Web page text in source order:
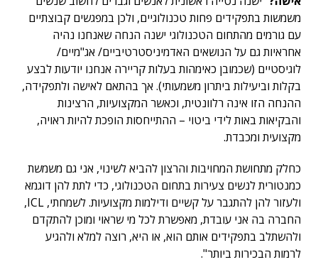
משמשות בתפקידים פחות טכנולוגיים, ולכן במפגשים קבוצתיים
עם גורמים מהתחום הטכנולוגי ישנה הנחה שאנחנו נהיה
אחראיות גם על הנושאים האדמיניסטרטיביים/ אג"מיים/
לוגיסטיים (שכמובן כאימהות בעלות קריירה אנחנו יודעות לבצע
בקלות וביעילות ביתרון משמעותי). אך בהתאם לאישה ולתפקידה,
ההנחה הזו אינה רלוונטית, וכאשר המקצועיות, הרצינות
והבקיאות באות לידי ביטוי – ההתייחסות הופכת להיות ראויה,
מקצועית ומכבדת.
כחלק מתחושת המחויבות והרצון להביא לשינוי, אני גם משמשת
כמנטורית לנשים צעירות בתחום הטכנולוגי, כדי לתת להן דוגמא
ולעזור להן להתגבר על קשיים ודילמות מקצועיות. לשמחתי, ICL,
החברה בה אני עובדת, מאפשרת לכל מי שראוי ומוכן להתקדם
ולהשתלב בתפקידים אותם הוא, או היא, רוצה למלא ולהגיע
לרמות הבכירות ביותר".